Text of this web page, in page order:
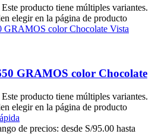
Este producto tiene múltiples variantes.
elegir en la página de producto
Vista
GRAMOS color Chocolate
Este producto tiene múltiples variantes.
elegir en la página de producto
de precios: desde S/95.00 hasta